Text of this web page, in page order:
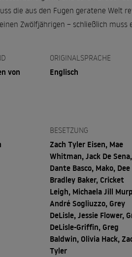
die aus den Fugen geratene Welt
Zwölfjährigen – schließlich muss
von
ORIGINALSPRACHE
Englisch
BESETZUNG
Zach Tyler Eisen, Mae
Whitman, Jack De Sena,
Dante Basco, Mako, Dee
Bradley Baker, Cricket
Leigh, Michaela Jill
André Sogliuzzo, Grey
DeLisle, Jessie Flower,
DeLisle-Griffin, Greg
Baldwin, Olivia Hack,
Tyler